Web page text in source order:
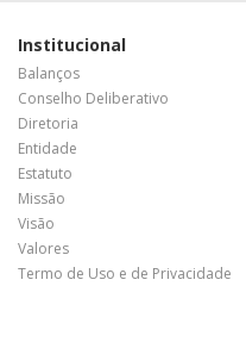
Institucional
Balanços
Conselho Deliberativo
Diretoria
Entidade
Estatuto
Missão
Visão
Valores
Termo de Uso e de Privacidade